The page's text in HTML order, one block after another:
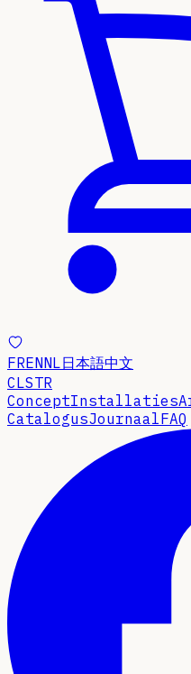
FRENNL日本語中文
CLSTR
ConceptInstallaties
CatalogusJournaalFAQ